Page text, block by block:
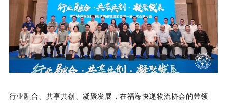
行业融合、共享共创、凝聚发展，在福海快递物流协会的带领